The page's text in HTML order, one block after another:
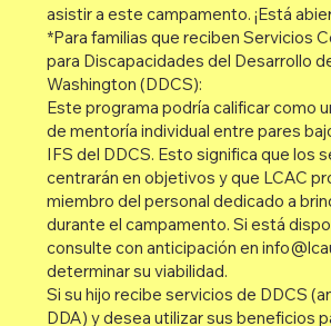
asistir a este campamento. ¡Está
*Para familias que reciben Servicios
para Discapacidades del Desarrollo
Washington (DDCS):
Este programa podría calificar como
de mentoría individual entre pares
IFS del DDCS. Esto significa que los
centrarán en objetivos y que LCAC
miembro del personal dedicado a
durante el campamento. Si está
consulte con anticipación en
determinar su viabilidad.
Si su hijo recibe servicios de DDCS
DDA) y desea utilizar sus beneficios